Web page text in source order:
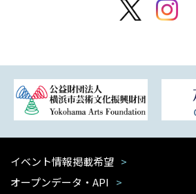
イベント情報掲載希望
オープンデータ・API